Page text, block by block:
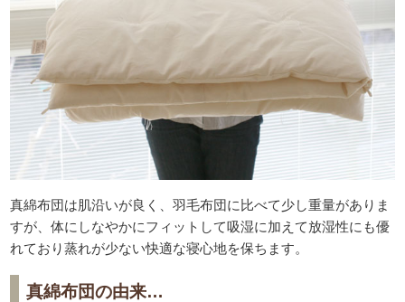
真綿布団は肌沿いが良く、羽毛布団に比べて少し重量がありま
すが、体にしなやかにフィットして吸湿に加えて放湿性にも優
れており蒸れが少ない快適な寝心地を保ちます。
真綿布団の由来…